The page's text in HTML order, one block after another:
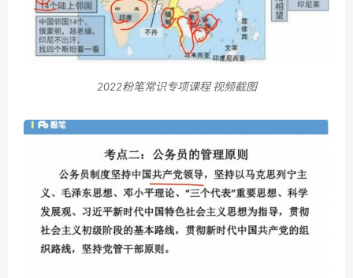
2022粉笔常识专项课程 视频截图